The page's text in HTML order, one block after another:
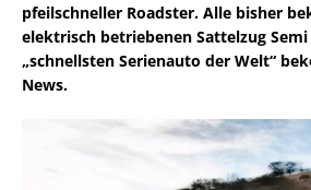
pfeilschneller Roadster. Alle bisher
elektrisch betriebenen Sattelzug
„schnellsten Serienauto der Welt“
News.